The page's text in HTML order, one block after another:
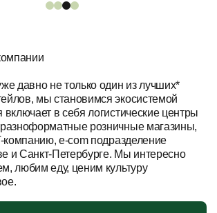
давно не только один из лучших*
мы становимся экосистемой
включает в себя логистические центры
разноформатные розничные магазины,
компанию, e-com подразделение
и Санкт-Петербурге. Мы интересно
любим еду, ценим культуру